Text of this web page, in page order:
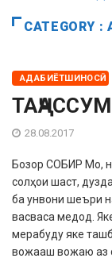
CATEGORY
АДАБИЁТШИНОСӢ
28.08.2017
Бозор СОБИP Мо,
солҳои шаст,
ба унвони шеъри
васваса медод.
мерабуду яке
вожааш вожаю аз